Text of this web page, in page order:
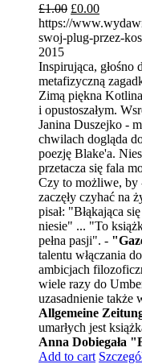
£1.00 £0.00
https://
swoj-plug-przez-
2015
Inspirująca,
metafizyczną
Zimą piękna
i opustoszałym.
Janina Duszejko -
chwilach dogląda
poezję Blake'a.
przetacza się fala
Czy to możliwe, by
zaczęły czyhać na
pisał: "Błąkająca
niesie" ... "To
pełna pasji". -
talentu włączania
ambicjach
wiele razy do
uzasadnienie także
Allgemeine
umarłych jest
Anna Dobiegała
Add to cart